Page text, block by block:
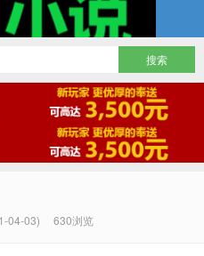
04-03) 630浏览